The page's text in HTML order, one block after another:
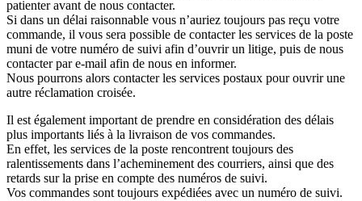
patienter avant de nous contacter.
Si dans un délai raisonnable vous n’auriez toujours pas reçu votre
commande, il vous sera possible de contacter les services de la poste
muni de votre numéro de suivi afin d’ouvrir un litige, puis de nous
contacter par e-mail afin de nous en informer.
Nous pourrons alors contacter les services postaux pour ouvrir une
autre réclamation croisée.
Il est également important de prendre en considération des délais
plus importants liés à la livraison de vos commandes.
En effet, les services de la poste rencontrent toujours des
ralentissements dans l’acheminement des courriers, ainsi que des
retards sur la prise en compte des numéros de suivi.
Vos commandes sont toujours expédiées avec un numéro de suivi.